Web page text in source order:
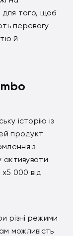
того, щоб
перевагу
й
історію із
продукт
з
активувати
000 від
різні режими
можливість